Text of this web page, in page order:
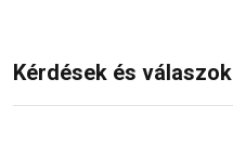
Kérdések és válaszok